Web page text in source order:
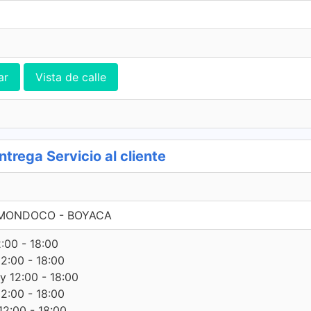
Vista de calle
Servicio al cliente
- BOYACA
- 18:00
- 18:00
12:00 - 18:00
- 18:00